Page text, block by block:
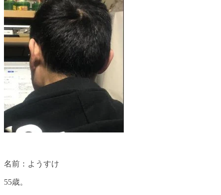
名前：ようすけ
55歳。